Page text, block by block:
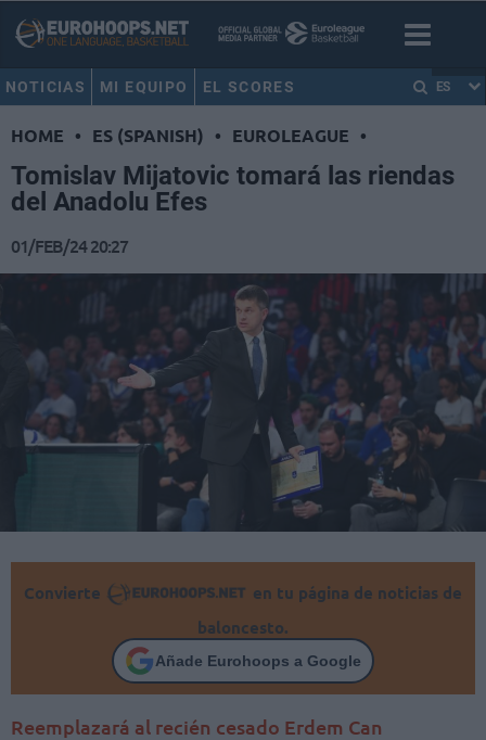
NOTICIAS MI EQUIPO EL SCORES ES
HOME • ES (SPANISH) • EUROLEAGUE •
Tomislav Mijatovic tomará las riendas
del Anadolu Efes
01/FEB/24 20:27
Convierte
en tu página de noticias de
baloncesto.
Añade Eurohoops a Google
Reemplazará al recién cesado Erdem Can